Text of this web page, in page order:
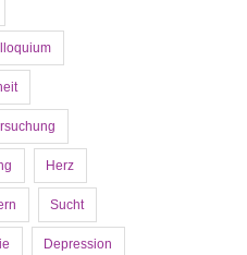
Herz
Sucht
Depression